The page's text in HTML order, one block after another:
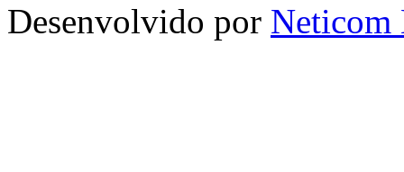
Desenvolvido por Neticom